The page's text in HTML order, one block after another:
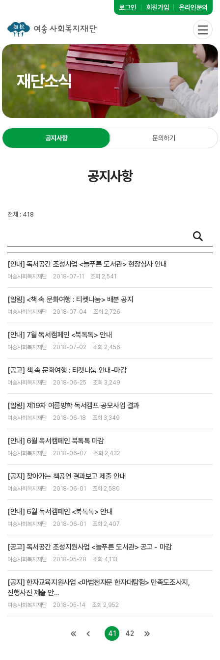
로그인 회원가입 온라인문의
재단소식
공지사항 문의하기
공지사항
전체 : 418
[안내] 독서공간 조성사업 <늘푸른 도서관> 현장심사 안내
여송사회복지재단 2018-07-11 조회 2,541
[알림] <책 속 문화여행 : 티켓나눔> 배분 공지
여송사회복지재단 2018-07-04 조회 2,726
[안내] 7월 독서캠페인 <북톡톡> 안내
여송사회복지재단 2018-07-02 조회 2,456
[공고] 책 속 문화여행 : 티켓나눔 안내-마감
여송사회복지재단 2018-06-25 조회 3,249
[알림] 제19차 여름방학 독서캠프 공모사업 결과
여송사회복지재단 2018-06-18 조회 3,349
[안내] 6월 독서캠페인 북톡톡 마감
여송사회복지재단 2018-06-07 조회 2,432
[공지] 찾아가는 책공연 결과보고 제출 안내
여송사회복지재단 2018-06-01 조회 2,580
[안내] 6월 독서캠페인 <북톡톡> 안내
여송사회복지재단 2018-06-01 조회 2,407
[공고] 독서공간 조성지원사업 <늘푸른 도서관> 공고 - 마감
여송사회복지재단 2018-05-28 조회 4,113
[공지] 한자교육지원사업 <마법천자문 한자대탐험> 만족도조사지,
진행사진 제출 안...
여송사회복지재단 2018-05-14 조회 2,952
41 42